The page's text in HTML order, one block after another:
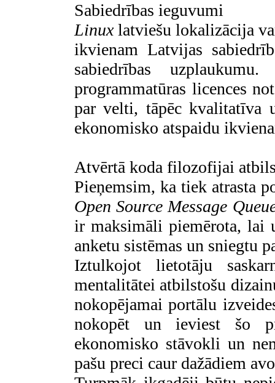
Sabiedrības ieguvumi
Linuxlatviešu lokalizācija
ikvienam Latvijas
sabiedrības
programmatūras licences
par velti, tāpēc kvalitatīva
ekonomisko atspaidu
Atvērtā koda filozofijai
Pieņemsim, ka tiek atrasta
Open Source Message
ir maksimāli piemērota, lai
anketu sistēmas un sniegtu
Iztulkojot lietotāju
mentalitātei atbilstošu
nokopējamai portālu
nokopēt un ieviest šo
ekonomisko stāvokli un
pašu preci caur dažādiem